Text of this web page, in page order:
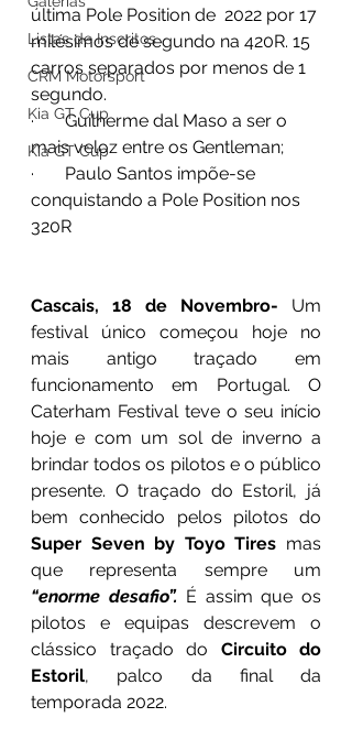
Listas de Inscritos
CRM Motorsport
Kia GT Cup
Kia GT Cup
última Pole Position de  2022 por 17
milésimos de segundo na 420R. 15
carros separados por menos de 1
segundo.
·       Guilherme dal Maso a ser o
mais veloz entre os Gentleman;
·       Paulo Santos impõe-se
conquistando a Pole Position nos
320R
Cascais, 18 de Novembro- Um
festival único começou hoje no
mais antigo traçado em
funcionamento em Portugal. O
Caterham Festival teve o seu início
hoje e com um sol de inverno a
brindar todos os pilotos e o público
presente. O traçado do Estoril, já
Super Seven by Toyo Tires mas
“enorme desafio”. É assim que os
pilotos e equipas descrevem o
clássico traçado do Circuito do
Estoril, palco da final da
temporada 2022.